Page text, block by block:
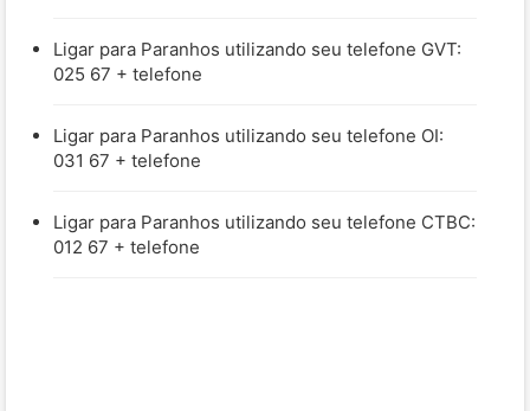
Ligar para Paranhos utilizando seu telefone GVT:
025 67 + telefone
Ligar para Paranhos utilizando seu telefone OI:
031 67 + telefone
Ligar para Paranhos utilizando seu telefone CTBC:
012 67 + telefone